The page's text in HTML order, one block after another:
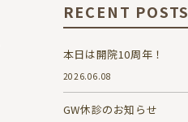
RECENT POSTS
本日は開院10周年！
2026.06.08
GW休診のお知らせ